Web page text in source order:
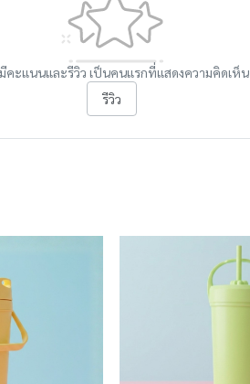
คะแนนและรีวิว เป็นคนแรกที่แสดงความคิดเห็น
รีวิว